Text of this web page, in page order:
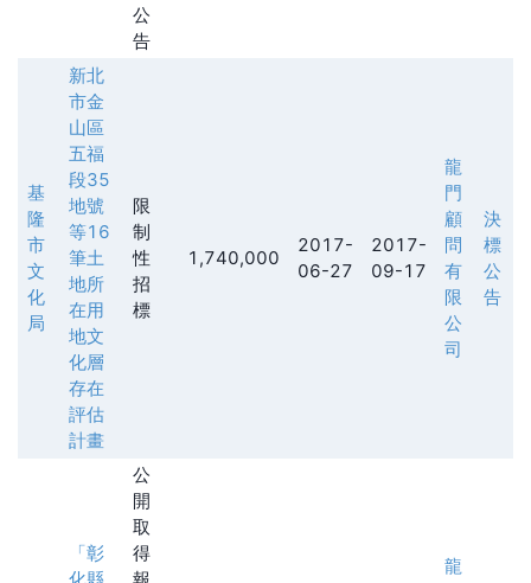
公
告
基
隆
市
文
化
局
新北
市金
山區
五福
段35
地號
等16
筆土
地所
在用
地文
化層
存在
評估
計畫
限
制
性
招
標
1,740,000
2017-
06-27
2017-
09-17
龍
門
顧
問
有
限
公
司
決
標
公
告
「彰
公
開
取
得
龍